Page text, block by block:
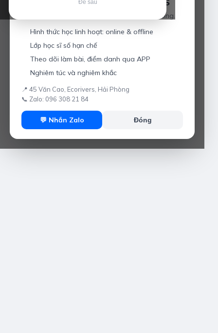
Luyện thi IELTS cùng Thầy Anh IELTS
Giáo viên hơn 10 năm kinh nghiệm tại Hải Phòng.
Hình thức học linh hoạt: online & offline
Lớp học sĩ số hạn chế
Theo dõi làm bài, điểm danh qua APP
Nghiêm túc và nghiêm khắc
📍 45 Văn Cao, Ecorivers, Hải Phòng
📞 Zalo: 096 308 21 84
💬 Nhắn Zalo Đóng
Để sau